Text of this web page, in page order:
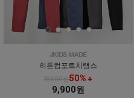
히든컴포트치랭스
19,800원50% ↓
9,900원